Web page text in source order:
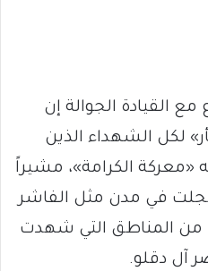
القيادة الجوالة إن
لكل الشهداء الذين
الكرامة»، مشيراً
في مدن مثل الفاشر
من المناطق التي شهدت
آل دقلو.